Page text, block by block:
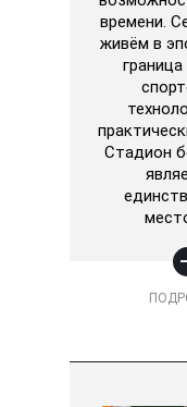
времени.
живём в
Стадион